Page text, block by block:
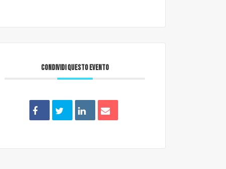
CONDIVIDI QUESTO EVENTO